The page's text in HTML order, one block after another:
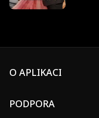
že je
O APLIKACI
PODPORA